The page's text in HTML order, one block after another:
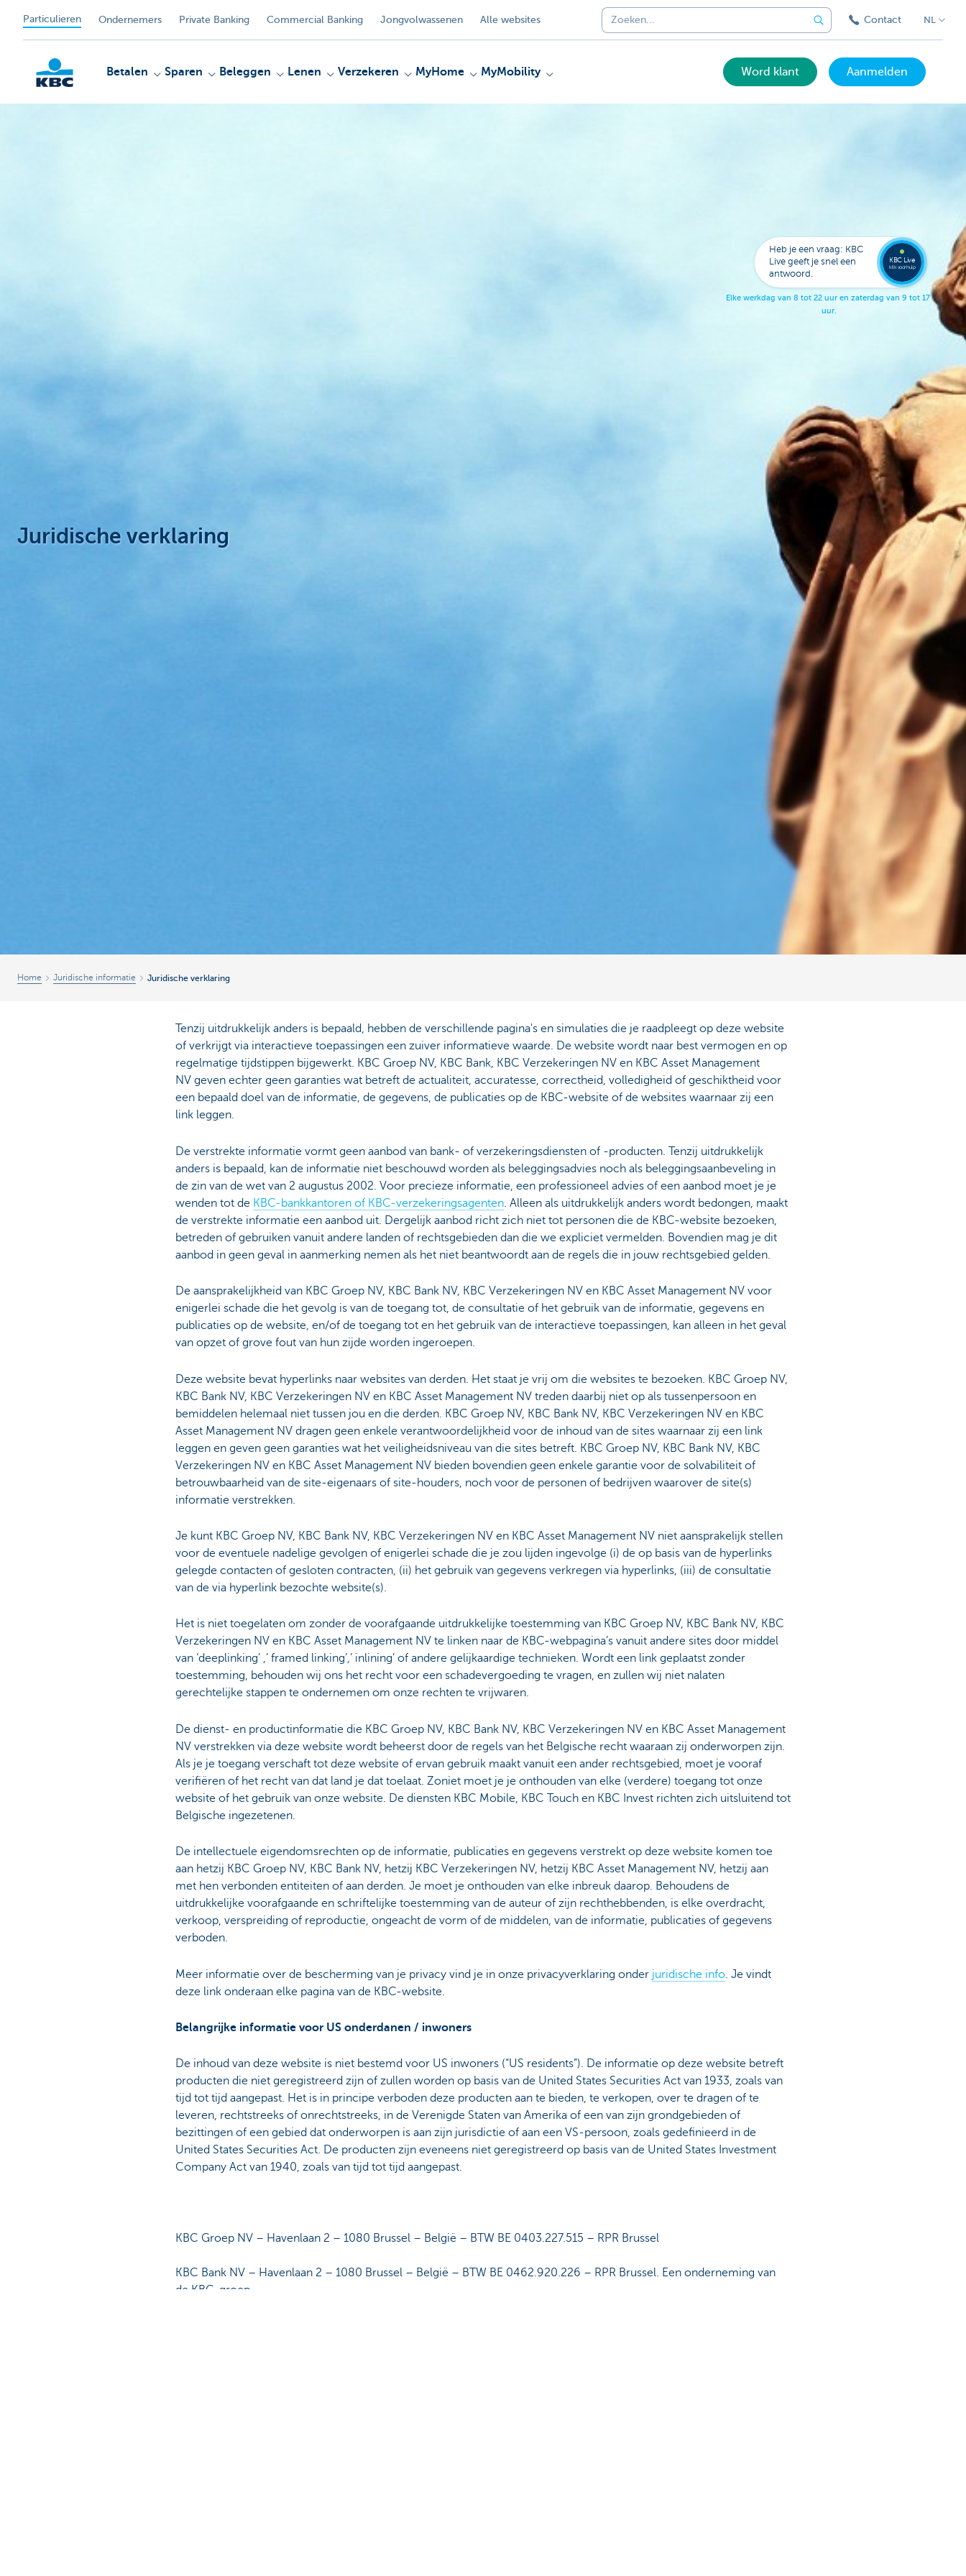
Particulieren Ondernemers Private Banking Commercial Banking Jongvolwassenen Alle websites Contact NL
Betalen Sparen Beleggen Lenen Verzekeren MyHome MyMobility Word klant Aanmelden
Juridische verklaring
Home Juridische informatie Juridische verklaring
Tenzij uitdrukkelijk anders is bepaald, hebben de verschillende pagina's en simulaties die je raadpleegt op deze website
of verkrijgt via interactieve toepassingen een zuiver informatieve waarde. De website wordt naar best vermogen en op
regelmatige tijdstippen bijgewerkt. KBC Groep NV, KBC Bank, KBC Verzekeringen NV en KBC Asset Management
NV geven echter geen garanties wat betreft de actualiteit, accuratesse, correctheid, volledigheid of geschiktheid voor
een bepaald doel van de informatie, de gegevens, de publicaties op de KBC-website of de websites waarnaar zij een
link leggen.
De verstrekte informatie vormt geen aanbod van bank- of verzekeringsdiensten of -producten. Tenzij uitdrukkelijk
anders is bepaald, kan de informatie niet beschouwd worden als beleggingsadvies noch als beleggingsaanbeveling in
de zin van de wet van 2 augustus 2002. Voor precieze informatie, een professioneel advies of een aanbod moet je je
wenden tot de KBC-bankkantoren of KBC-verzekeringsagenten. Alleen als uitdrukkelijk anders wordt bedongen, maakt
de verstrekte informatie een aanbod uit. Dergelijk aanbod richt zich niet tot personen die de KBC-website bezoeken,
betreden of gebruiken vanuit andere landen of rechtsgebieden dan die we expliciet vermelden. Bovendien mag je dit
aanbod in geen geval in aanmerking nemen als het niet beantwoordt aan de regels die in jouw rechtsgebied gelden.
De aansprakelijkheid van KBC Groep NV, KBC Bank NV, KBC Verzekeringen NV en KBC Asset Management NV voor
enigerlei schade die het gevolg is van de toegang tot, de consultatie of het gebruik van de informatie, gegevens en
publicaties op de website, en/of de toegang tot en het gebruik van de interactieve toepassingen, kan alleen in het geval
van opzet of grove fout van hun zijde worden ingeroepen.
Deze website bevat hyperlinks naar websites van derden. Het staat je vrij om die websites te bezoeken. KBC Groep NV,
KBC Bank NV, KBC Verzekeringen NV en KBC Asset Management NV treden daarbij niet op als tussenpersoon en
bemiddelen helemaal niet tussen jou en die derden. KBC Groep NV, KBC Bank NV, KBC Verzekeringen NV en KBC
Asset Management NV dragen geen enkele verantwoordelijkheid voor de inhoud van de sites waarnaar zij een link
leggen en geven geen garanties wat het veiligheidsniveau van die sites betreft. KBC Groep NV, KBC Bank NV, KBC
Verzekeringen NV en KBC Asset Management NV bieden bovendien geen enkele garantie voor de solvabiliteit of
betrouwbaarheid van de site-eigenaars of site-houders, noch voor de personen of bedrijven waarover de site(s)
informatie verstrekken.
Je kunt KBC Groep NV, KBC Bank NV, KBC Verzekeringen NV en KBC Asset Management NV niet aansprakelijk stellen
voor de eventuele nadelige gevolgen of enigerlei schade die je zou lijden ingevolge (i) de op basis van de hyperlinks
gelegde contacten of gesloten contracten, (ii) het gebruik van gegevens verkregen via hyperlinks, (iii) de consultatie
van de via hyperlink bezochte website(s).
Het is niet toegelaten om zonder de voorafgaande uitdrukkelijke toestemming van KBC Groep NV, KBC Bank NV, KBC
Verzekeringen NV en KBC Asset Management NV te linken naar de KBC-webpagina’s vanuit andere sites door middel
van ‘deeplinking’ ,’ framed linking’,’ inlining’ of andere gelijkaardige technieken. Wordt een link geplaatst zonder
toestemming, behouden wij ons het recht voor een schadevergoeding te vragen, en zullen wij niet nalaten
gerechtelijke stappen te ondernemen om onze rechten te vrijwaren.
De dienst- en productinformatie die KBC Groep NV, KBC Bank NV, KBC Verzekeringen NV en KBC Asset Management
NV verstrekken via deze website wordt beheerst door de regels van het Belgische recht waaraan zij onderworpen zijn.
Als je je toegang verschaft tot deze website of ervan gebruik maakt vanuit een ander rechtsgebied, moet je vooraf
verifiëren of het recht van dat land je dat toelaat. Zoniet moet je je onthouden van elke (verdere) toegang tot onze
website of het gebruik van onze website. De diensten KBC Mobile, KBC Touch en KBC Invest richten zich uitsluitend tot
Belgische ingezetenen.
De intellectuele eigendomsrechten op de informatie, publicaties en gegevens verstrekt op deze website komen toe
aan hetzij KBC Groep NV, KBC Bank NV, hetzij KBC Verzekeringen NV, hetzij KBC Asset Management NV, hetzij aan
met hen verbonden entiteiten of aan derden. Je moet je onthouden van elke inbreuk daarop. Behoudens de
uitdrukkelijke voorafgaande en schriftelijke toestemming van de auteur of zijn rechthebbenden, is elke overdracht,
verkoop, verspreiding of reproductie, ongeacht de vorm of de middelen, van de informatie, publicaties of gegevens
verboden.
Meer informatie over de bescherming van je privacy vind je in onze privacyverklaring onder juridische info . Je vindt
deze link onderaan elke pagina van de KBC-website.
Belangrijke informatie voor US onderdanen / inwoners
De inhoud van deze website is niet bestemd voor US inwoners (“US residents”). De informatie op deze website betreft
producten die niet geregistreerd zijn of zullen worden op basis van de United States Securities Act van 1933, zoals van
tijd tot tijd aangepast. Het is in principe verboden deze producten aan te bieden, te verkopen, over te dragen of te
leveren, rechtstreeks of onrechtstreeks, in de Verenigde Staten van Amerika of een van zijn grondgebieden of
bezittingen of een gebied dat onderworpen is aan zijn jurisdictie of aan een VS-persoon, zoals gedefinieerd in de
United States Securities Act. De producten zijn eveneens niet geregistreerd op basis van de United States Investment
Company Act van 1940, zoals van tijd tot tijd aangepast.
KBC Groep NV – Havenlaan 2 – 1080 Brussel – België – BTW BE 0403.227.515 – RPR Brussel
KBC Bank NV – Havenlaan 2 – 1080 Brussel – België – BTW BE 0462.920.226 – RPR Brussel. Een onderneming van
de KBC-groep.
Heb je een vraag: KBC
Live geeft je snel een
antwoord.
Elke werkdag van 8 tot 22 uur en zaterdag van 9 tot 17
uur.
KBC Live
klik voor hulp
expert
078
152
153